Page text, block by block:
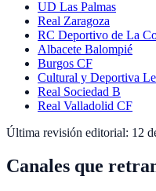
UD Las Palmas
Real Zaragoza
RC Deportivo de La
Albacete Balompié
Burgos CF
Cultural y Deportiva
Real Sociedad B
Real Valladolid CF
Última revisión editorial: 12
Canales que